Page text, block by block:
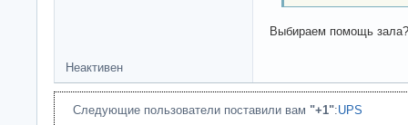
Выбираем помощь зала?
Неактивен
Следующие пользователи поставили вам "+1":UPS